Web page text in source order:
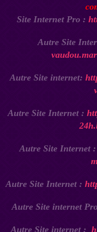
Site Internet Pro :
Autre Site
Autre Site internet:
Autre Site Internet :
Autre Site Internet :
Autre Site Internet :
Autre Site internet
Autre Site internet :